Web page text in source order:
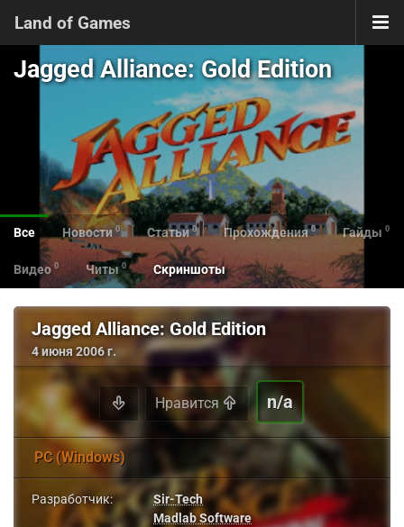
Land of Games
Jagged Alliance: Gold Edition
Все Новости 0 Статьи 0 Прохождения 0 Гайды 0
Видео 0 Читы 0 Скриншоты
Jagged Alliance: Gold Edition
4 июня 2006 г.
Нравится n/a
PC (Windows)
Разработчик:
Sir-Tech
Madlab Software